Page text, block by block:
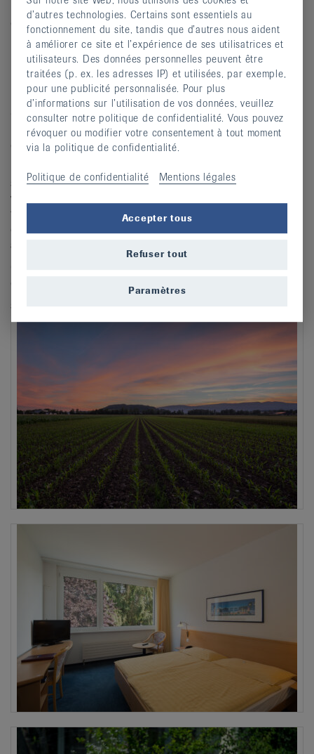
Bienvenue à l'hôtel Florida, havre de tranquillité au cœur
du Seeland !
Découvrez la douce région des Trois Lacs : un coin de
paradis niché entre collines verdoyantes, vignobles, villes
historiques et rives paisibles. Cette région regorge de
belles possibilités d'excursion.
On y trouve à l'orée du village de Studen, tout proche de
Bienne, l'hôtel Florida sis dans un cadre idyllique et
calme, à côté d'une réserve naturelle.
se distingue par son restaurant tropical. Une oasis de
verdure exotique au bord d'un petit lac peuplé de
flamants roses et d'espèces d'oiseaux aquatiques ainsi
alentours.
supplément chambre individuelle CHF 300.-
d’autres technologies. Certains sont essentiels au
fonctionnement du site, tandis que d’autres nous aident
à améliorer ce site et l’expérience de ses utilisatrices et
utilisateurs. Des données personnelles peuvent être
traitées (p. ex. les adresses IP) et utilisées, par exemple,
pour une publicité personnalisée. Pour plus
d’informations sur l’utilisation de vos données, veuillez
consulter notre politique de confidentialité. Vous pouvez
révoquer ou modifier votre consentement à tout moment
via la politique de confidentialité.
Politique de confidentialité Mentions légales
Accepter tous
Refuser tout
Paramètres